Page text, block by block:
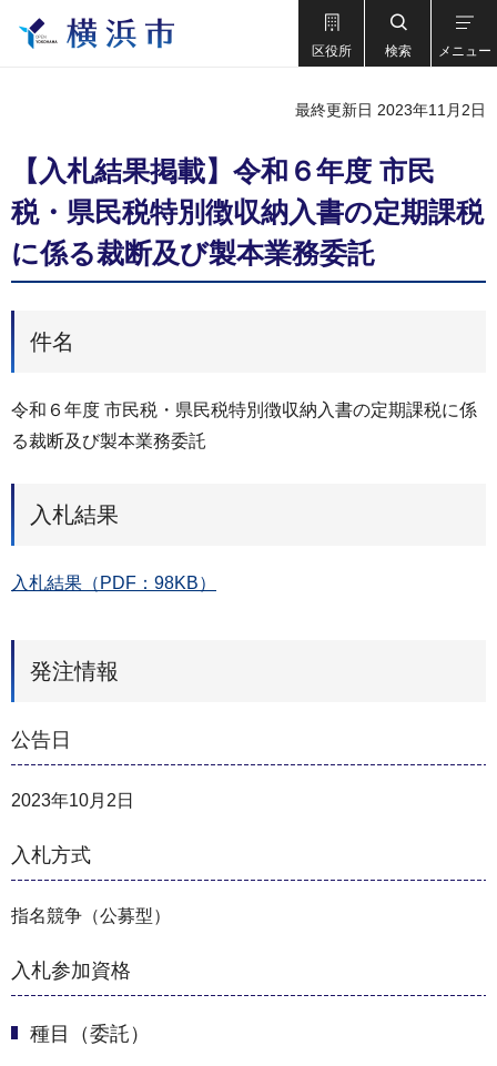
区役所 検索 メニュー
最終更新日 2023年11月2日
【入札結果掲載】令和６年度 市民
税・県民税特別徴収納入書の定期課税
に係る裁断及び製本業務委託
件名
令和６年度 市民税・県民税特別徴収納入書の定期課税に係
る裁断及び製本業務委託
入札結果
入札結果（PDF：98KB）
発注情報
公告日
2023年10月2日
入札方式
指名競争（公募型）
入札参加資格
種目（委託）